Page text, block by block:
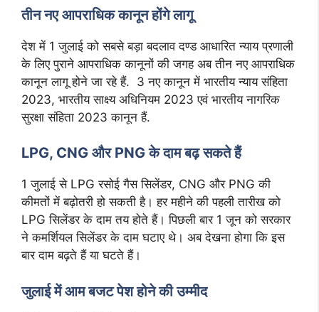
तीन नए आपराधिक कानून होंगे लागू
देश में 1 जुलाई को सबसे बड़ा बदलाव दण्ड आधारित न्याय प्रणाली
के लिए पुराने आपराधिक कानूनों की जगह अब तीन नए आपराधिक
कानून लागू होने जा रहे हैं. 3 नए कानून में भारतीय न्याय संहिता
2023, भारतीय साक्ष्य अधिनियम 2023 एवं भारतीय नागरिक
सुरक्षा संहिता 2023 कानून हैं.
LPG, CNG और PNG के दाम बढ़ सकते हैं
1 जुलाई से LPG रसोई गैस सिलेंडर, CNG और PNG की
कीमतों में बढ़ोतरी हो सकती है। हर महीने की पहली तारीख को
LPG सिलेंडर के दाम तय होते हैं। पिछली बार 1 जून को सरकार
ने कमर्शियल सिलेंडर के दाम घटाए थे। अब देखना होगा कि इस
बार दाम बढ़ते हैं या घटते हैं।
जुलाई में आम बजट पेश होने की उम्मीद